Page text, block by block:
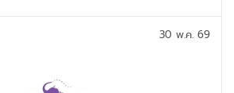
30 พ.ค. 69